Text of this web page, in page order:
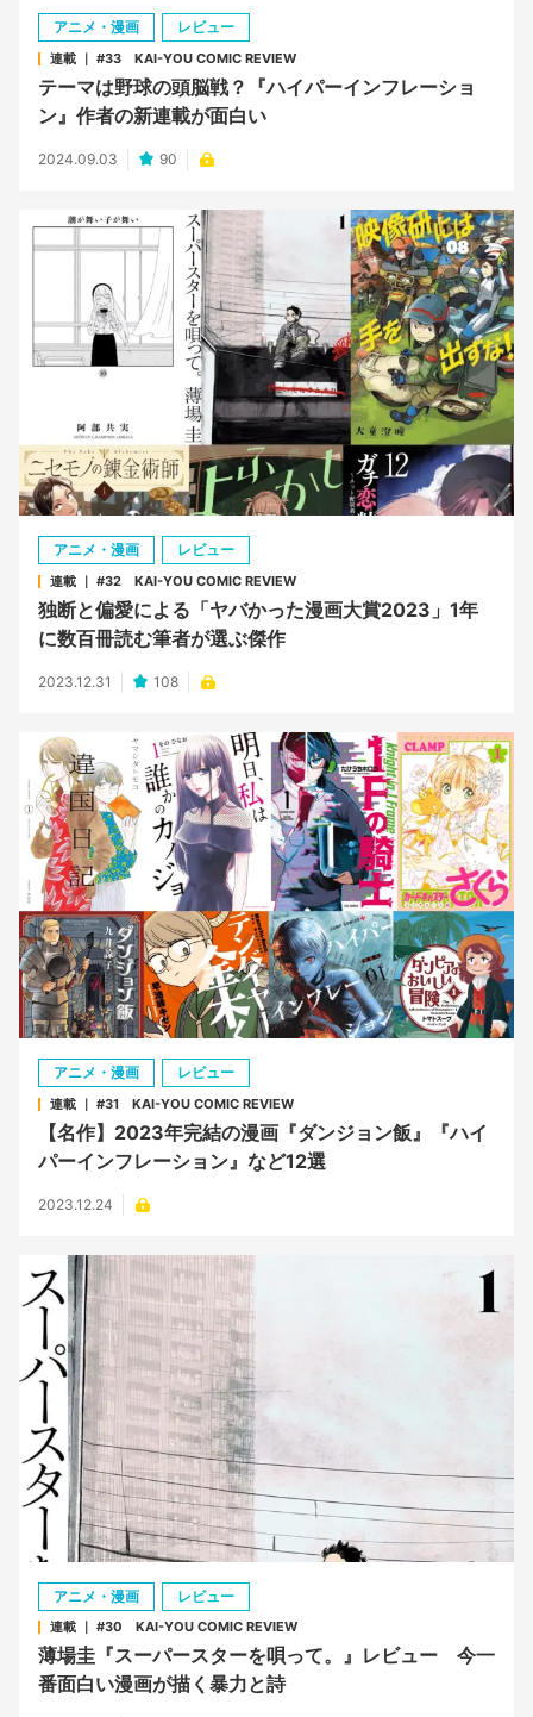
アニメ・漫画 レビュー
連載 ｜ #33 KAI-YOU COMIC REVIEW
テーマは野球の頭脳戦？『ハイパーインフレーショ
ン』作者の新連載が面白い
2024.09.03 90
アニメ・漫画 レビュー
連載 ｜ #32 KAI-YOU COMIC REVIEW
独断と偏愛による「ヤバかった漫画大賞2023」1年
に数百冊読む筆者が選ぶ傑作
2023.12.31 108
アニメ・漫画 レビュー
連載 ｜ #31 KAI-YOU COMIC REVIEW
【名作】2023年完結の漫画『ダンジョン飯』『ハイ
パーインフレーション』など12選
2023.12.24
アニメ・漫画 レビュー
連載 ｜ #30 KAI-YOU COMIC REVIEW
薄場圭『スーパースターを唄って。』レビュー 今一
番面白い漫画が描く暴力と詩